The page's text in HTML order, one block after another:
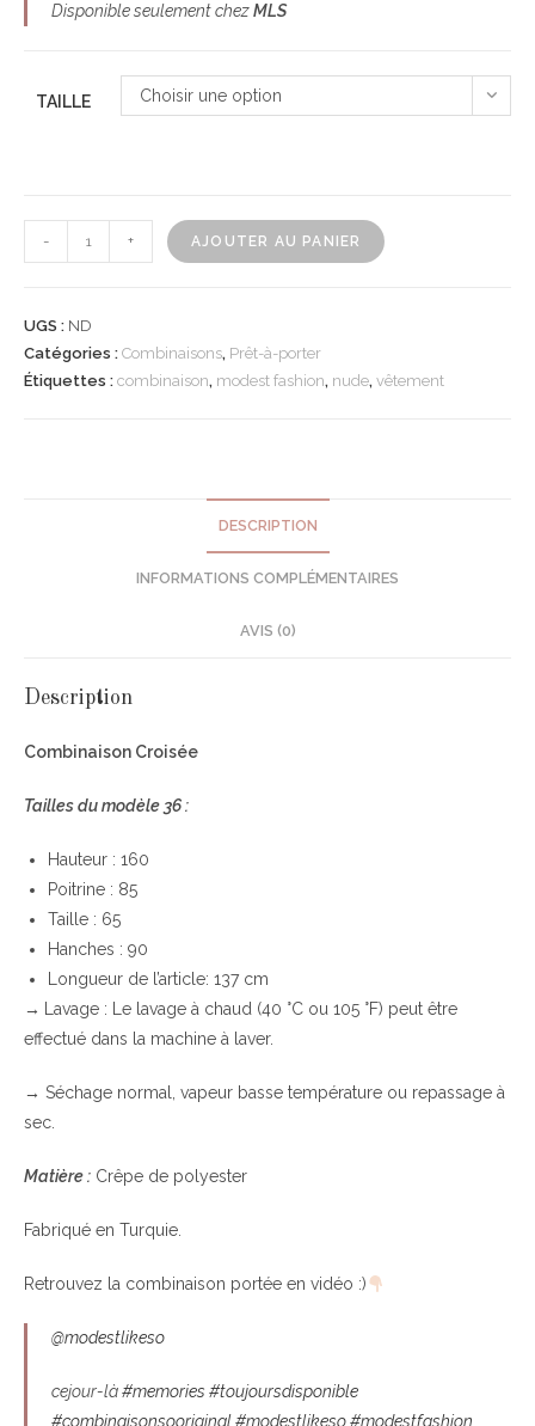
Disponible seulement chezMLS
TAILLE Choisir une option
- + AJOUTER AU PANIER
UGS : ND
Catégories : Combinaisons, Prêt-à-porter
Étiquettes : combinaison, modest fashion, nude, vêtement
DESCRIPTION
INFORMATIONS COMPLÉMENTAIRES
AVIS (0)
Description
Combinaison Croisée
Tailles du modèle 36 :
Hauteur : 160
Poitrine : 85
Taille : 65
Hanches : 90
Longueur de l’article: 137 cm
→ Lavage : Le lavage à chaud (40 °C ou 105 °F) peut être
effectué dans la machine à laver.
→ Séchage normal, vapeur basse température ou repassage à
sec.
Matière : Crêpe de polyester
Fabriqué en Turquie.
Retrouvez la combinaison portée en vidéo :)
@modestlikeso
cejour-là#memories #toujoursdisponible
#combinaisonsooriginal#modestlikeso#modestfashion